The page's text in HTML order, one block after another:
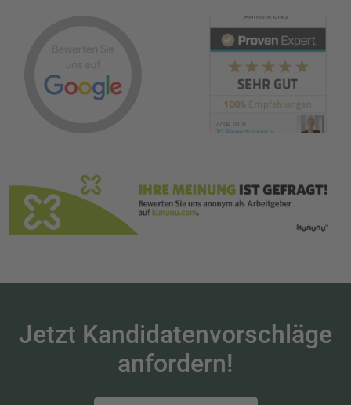
Manager-in eine
Zusammenarbeit mit
Anette Elias und Ihrem
super Team empfehlen.
Jetzt Kandidatenvorschläge
anfordern!